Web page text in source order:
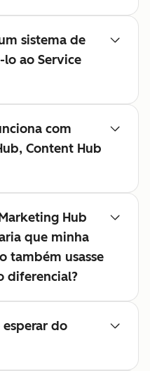
sistema de
lo ao Service
com
Content Hub
Hub
que minha
também usasse
diferencial?
do